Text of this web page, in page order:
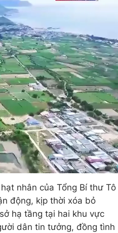
nhân của Tổng Bí thư Tô
động, kịp thời xóa bỏ
hạ tầng tại hai khu vực
dân tin tưởng, đồng tình